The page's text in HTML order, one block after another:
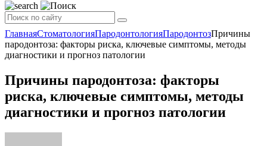
ГлавнаяСтоматологияПародонтологияПародонтозПричины
пародонтоза: факторы риска, ключевые симптомы, методы
диагностики и прогноз патологии
Причины пародонтоза: факторы
риска, ключевые симптомы, методы
диагностики и прогноз патологии